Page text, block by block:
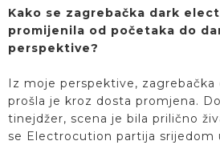
Kako se zagrebačka dark
promijenila od početaka do
perspektive?
Iz moje perspektive, zagrebačka
prošla je kroz dosta promjena.
tinejdžer, scena je bila prilično
se Electrocution partija srijedom